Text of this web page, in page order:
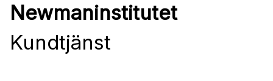
Newmaninstitutet
Kundtjänst